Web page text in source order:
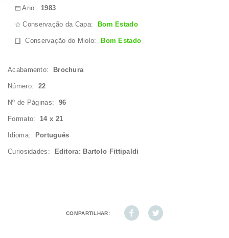
Ano: 1983
Conservação da Capa: Bom Estado
Conservação do Miolo:Bom Estado
Acabamento: Brochura
Número: 22
Nº de Páginas: 96
Formato: 14 x 21
Idioma: Português
Curiosidades: Editora: Bartolo Fittipaldi
COMPARTILHAR: